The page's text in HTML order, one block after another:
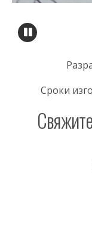
Сроки